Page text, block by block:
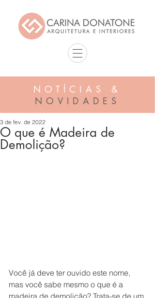
NOTÍCIAS &
NOVIDADES
O que é Madeira de
Demolição?
3 de fev. de 2022
Você já deve ter ouvido este nome,
mas você sabe mesmo o que é a
madeira de demolição? Trata-se de um